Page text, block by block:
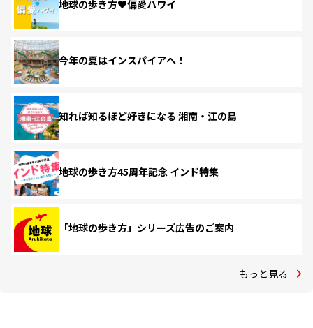
地球の歩き方♥偏愛ハワイ
今年の夏はインスパイアへ！
知れば知るほど好きになる 湘南・江の島
地球の歩き方45周年記念 インド特集
「地球の歩き方」シリーズ広告のご案内
もっと見る